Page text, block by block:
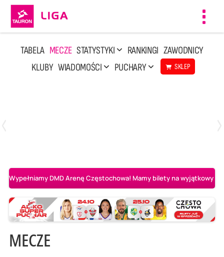
TABELA MECZE STATYSTYKI RANKINGI ZAWODNICY
KLUBY WIADOMOŚCI PUCHARY SKLEP
Wypełniamy DMD Arenę Częstochowa! Mamy bilety na wyjątkowy
MECZE